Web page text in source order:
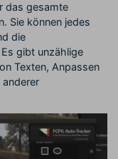
das gesamte
Sie können jedes
die
gibt unzählige
Texten, Anpassen